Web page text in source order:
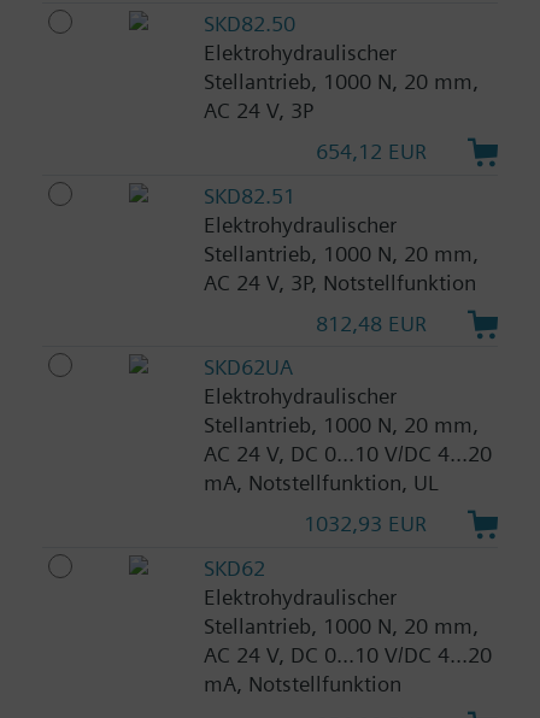
SKD82.50
Elektrohydraulischer
Stellantrieb, 1000 N, 20 mm,
AC 24 V, 3P
654,12 EUR
SKD82.51
Elektrohydraulischer
Stellantrieb, 1000 N, 20 mm,
AC 24 V, 3P, Notstellfunktion
812,48 EUR
SKD62UA
Elektrohydraulischer
Stellantrieb, 1000 N, 20 mm,
AC 24 V, DC 0...10 V/DC 4...20
mA, Notstellfunktion, UL
1032,93 EUR
SKD62
Elektrohydraulischer
Stellantrieb, 1000 N, 20 mm,
AC 24 V, DC 0...10 V/DC 4...20
mA, Notstellfunktion